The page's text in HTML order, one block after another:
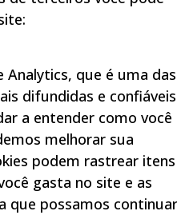
Analytics, que é uma das
difundidas e confiáveis
a entender como você
melhorar sua
podem rastrear itens
gasta no site e as
que possamos continuar